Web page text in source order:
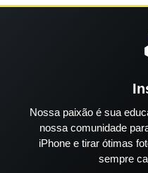
Nossa paixão é sua
nossa comunidade
iPhone e tirar ótimas
sempre